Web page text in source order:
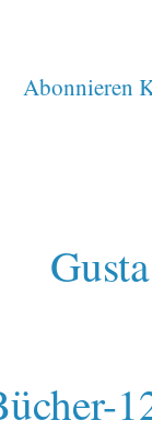
Abonnieren